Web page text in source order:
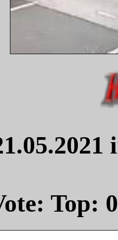
Top: 0